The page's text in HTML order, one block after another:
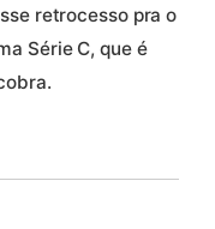
retrocesso pra o
Série C, que é